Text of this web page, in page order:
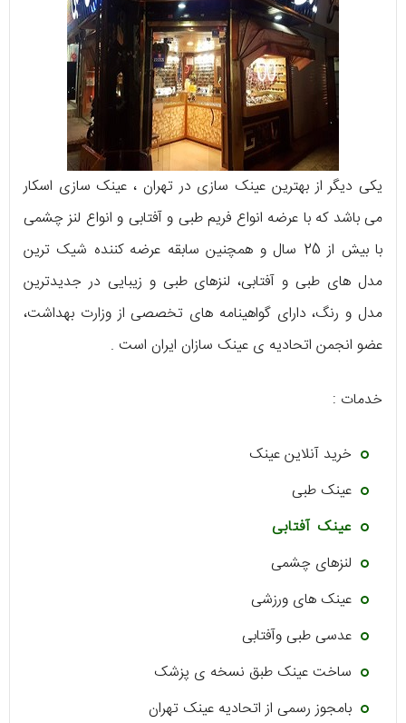
یکی دیگر از بهترین عینک سازی در تهران ، عینک سازی اسکار
می باشد که با عرضه انواع فریم طبی و آفتابی و انواع لنز چشمی
با بیش از 25 سال و همچنین سابقه عرضه کننده شیک ترین
مدل های طبی و آفتابی، لنزهای طبی و زیبایی در جدیدترین
مدل و رنگ، دارای گواهینامه های تخصصی از وزارت بهداشت،
عضو انجمن اتحادیه ی عینک سازان ایران است .
خدمات :
خرید آنلاین عینک
عینک طبی
عینک آفتابی
لنزهای چشمی
عینک های ورزشی
عدسی طبی وآفتابی
ساخت عینک طبق نسخه ی پزشک
بامجوز رسمی از اتحادیه عینک تهران